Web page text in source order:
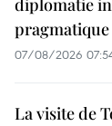
diplomatie
07/08/2026
La visite de